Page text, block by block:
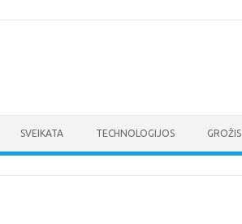
SVEIKATA TECHNOLOGIJOS GROŽIS